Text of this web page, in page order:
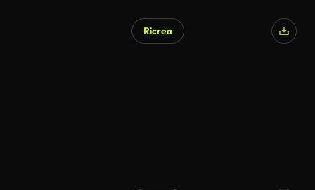
Ricrea